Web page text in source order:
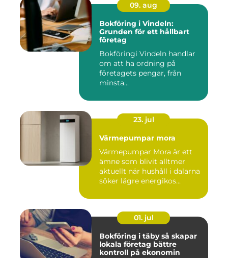
09. aug
Bokföring i Vindeln:
Grunden för ett hållbart
företag
Bokföringi Vindeln handlar
om att ha ordning på
företagets pengar, från
minsta...
23. jul
Värmepumpar mora
Värmepumpar Mora är ett
ämne som blivit alltmer
aktuellt när hushåll i dalarna
söker lägre energikos...
01. jul
Bokföring i täby så skapar
lokala företag bättre
kontroll på ekonomin